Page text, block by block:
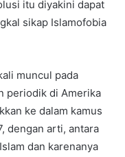
itu diyakini dapat
sikap Islamofobia
muncul pada
periodik di Amerika
ke dalam kamus
dengan arti, antara
dan karenanya